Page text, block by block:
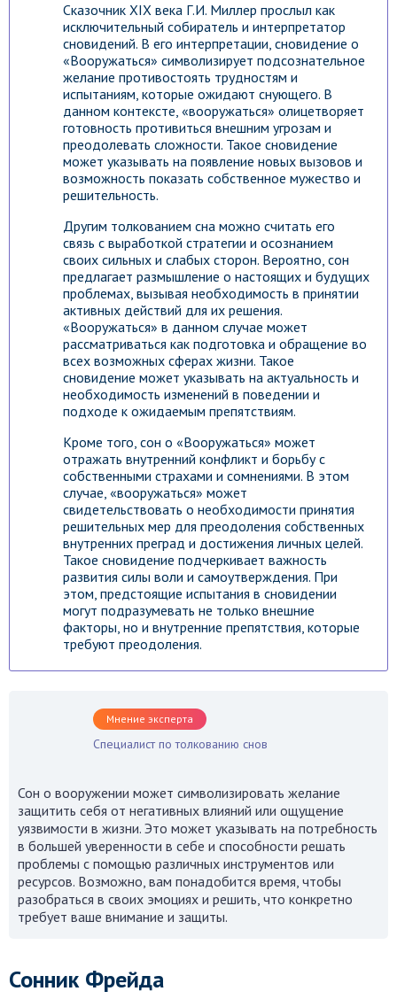
Сказочник XIX века Г.И. Миллер прослыл как
исключительный собиратель и интерпретатор
сновидений. В его интерпретации, сновидение о
«Вооружаться» символизирует подсознательное
желание противостоять трудностям и
испытаниям, которые ожидают снующего. В
данном контексте, «вооружаться» олицетворяет
готовность противиться внешним угрозам и
преодолевать сложности. Такое сновидение
может указывать на появление новых вызовов и
возможность показать собственное мужество и
решительность.
Другим толкованием сна можно считать его
связь с выработкой стратегии и осознанием
своих сильных и слабых сторон. Вероятно, сон
предлагает размышление о настоящих и будущих
проблемах, вызывая необходимость в принятии
активных действий для их решения.
«Вооружаться» в данном случае может
рассматриваться как подготовка и обращение во
всех возможных сферах жизни. Такое
сновидение может указывать на актуальность и
необходимость изменений в поведении и
подходе к ожидаемым препятствиям.
Кроме того, сон о «Вооружаться» может
отражать внутренний конфликт и борьбу с
собственными страхами и сомнениями. В этом
случае, «вооружаться» может
свидетельствовать о необходимости принятия
решительных мер для преодоления собственных
внутренних преград и достижения личных целей.
Такое сновидение подчеркивает важность
развития силы воли и самоутверждения. При
этом, предстоящие испытания в сновидении
могут подразумевать не только внешние
факторы, но и внутренние препятствия, которые
требуют преодоления.
Мнение эксперта
Специалист по толкованию снов
Сон о вооружении может символизировать желание
защитить себя от негативных влияний или ощущение
уязвимости в жизни. Это может указывать на потребность
в большей уверенности в себе и способности решать
проблемы с помощью различных инструментов или
ресурсов. Возможно, вам понадобится время, чтобы
разобраться в своих эмоциях и решить, что конкретно
требует ваше внимание и защиты.
Сонник Фрейда